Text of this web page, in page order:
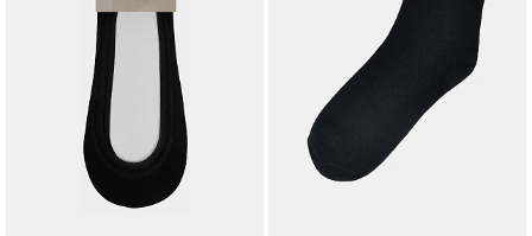
Акции / Новости
Адреса магазинов